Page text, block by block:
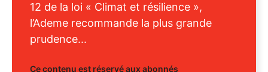
12 de la loi « Climat et résilience »,
l’Ademe recommande la plus grande
prudence...
Ce contenu est réservé aux abonnés